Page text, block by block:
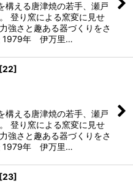
構える唐津焼の若手、瀬戸
登り窯による窯変に見せ
強さと趣ある器づくりをさ
1979年 伊万里…
[22]
構える唐津焼の若手、瀬戸
登り窯による窯変に見せ
強さと趣ある器づくりをさ
1979年 伊万里…
[23]